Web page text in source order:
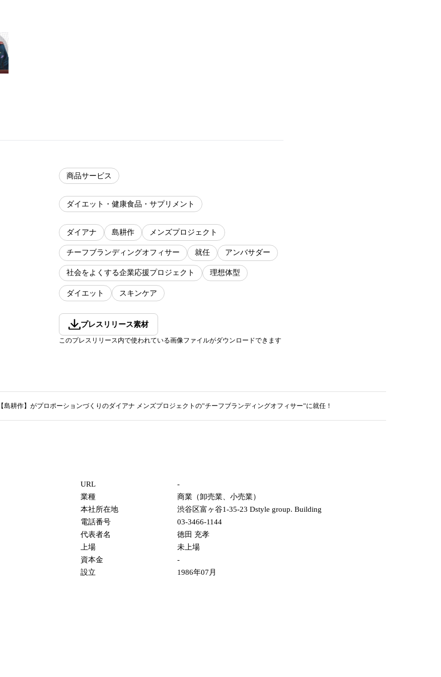
商品サービス
ダイエット・健康食品・サプリメント
ダイアナ 島耕作 メンズプロジェクト
チーフブランディングオフィサー 就任 アンバサダー
社会をよくする企業応援プロジェクト 理想体型
ダイエット スキンケア
プレスリリース素材
このプレスリリース内で使われている画像ファイルがダウンロードできます
【島耕作】がプロポーションづくりのダイアナ メンズプロジェクトの”チーフブランディングオフィサー”に就任！
URL
-
業種
商業（卸売業、小売業）
本社所在地
渋谷区富ヶ谷1-35-23 Dstyle group. Building
電話番号
03-3466-1144
代表者名
徳田 充孝
上場
未上場
資本金
-
設立
1986年07月